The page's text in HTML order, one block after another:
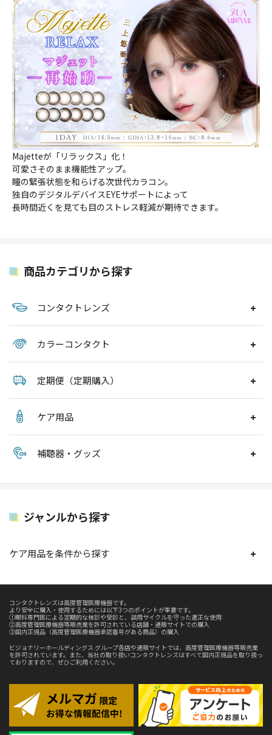
Majetteが「リラックス」化！
可愛さそのまま機能性アップ。
瞳の緊張状態を和らげる次世代カラコン。
独自のデジタルデバイスEYEサポートによって
長時間近くを見ても目のストレス軽減が期待できます。
商品カテゴリから探す
コンタクトレンズ
カラーコンタクト
定期便（定期購入）
ケア用品
補聴器・グッズ
ジャンルから探す
ケア用品を条件から探す
コンタクトレンズは高度管理医療機器です。
より安全に購入・使用するためには以下3つのポイントが重要です。
①眼科専門医による定期的な検診や受診と、装用サイクルを守った適正な使用
②高度管理医療機器等販売業を許可されている店舗・通販サイトでの購入
③国内正規品（高度管理医療機器承認番号がある商品）の購入
ビジョナリーホールディングス グループ各店や通販サイトでは、高度管理医療機器等販売業
を許可されています。また、当社の取り扱いコンタクトレンズはすべて国内正規品を取り扱っ
ておりますので、ぜひご利用ください。